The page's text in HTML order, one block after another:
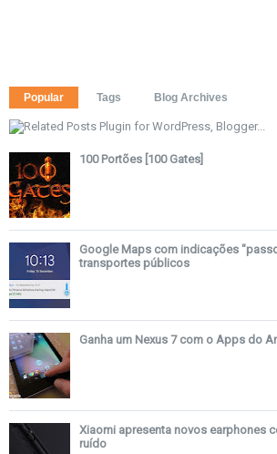
Popular Tags Blog Archives
100 Portões [100 Gates]
Google Maps com indicações
transportes públicos
Ganha um Nexus 7 com o Apps do
Xiaomi apresenta novos earphones
ruído